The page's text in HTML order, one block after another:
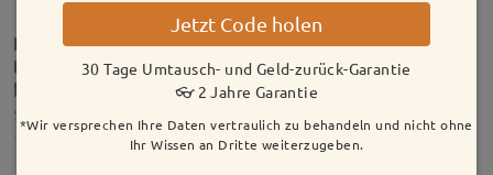
Leider stand mir die Brille nicht. Aber die Brille ist
trotzdem super, die Gläser sind auch Super. Habe
kein unterscheid sehen können. Firmoo hat sich
sofort gemeldet und wir haben sofort eine lösung
gefunden. Habe aber noch zwei Brillen☺️ Danke
Jetzt Code holen
30 Tage Umtausch- und Geld-zurück-Garantie
👓 2 Jahre Garantie
*Wir versprechen Ihre Daten vertraulich zu behandeln und nicht ohne
Ihr Wissen an Dritte weiterzugeben.